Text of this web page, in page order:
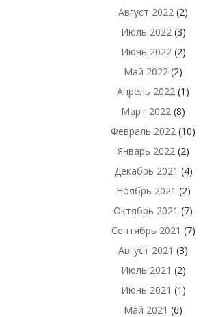
Август 2022 (2)
Июль 2022(3)
Июнь 2022(2)
Май 2022 (2)
Апрель 2022 (1)
Март 2022 (8)
Февраль 2022 (10)
Январь 2022(2)
Декабрь 2021 (4)
Ноябрь 2021 (2)
Октябрь 2021 (7)
Сентябрь 2021 (7)
Август 2021 (3)
Июль 2021 (2)
Июнь 2021 (1)
Май 2021 (6)